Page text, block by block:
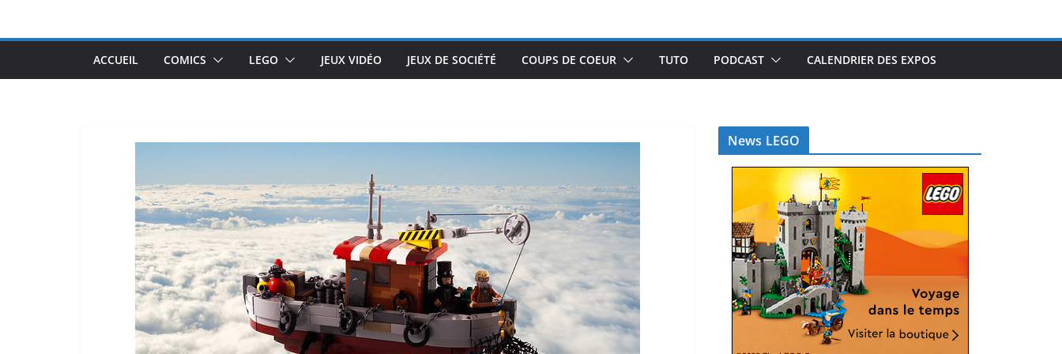
ACCUEIL COMICS LEGO JEUX VIDÉO JEUX DE SOCIÉTÉ COUPS DE COEUR TUTO PODCAST CALENDRIER DES EXPOS
News LEGO